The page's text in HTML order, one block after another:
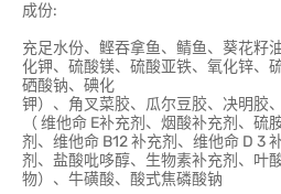
成份:
充足水份、鲣吞拿鱼、鲭鱼、葵花籽
化钾、硫酸镁、硫酸亚铁、氧化锌、
硒酸钠、碘化
钾）、角叉菜胶、瓜尔豆胶、决明胶
（ 维他命 E补充剂、烟酸补充剂、硫
剂、维他命 B12 补充剂、维他命 D 3
剂、盐酸吡哆醇、生物素补充剂、叶
物）、牛磺酸、酸式焦磷酸钠